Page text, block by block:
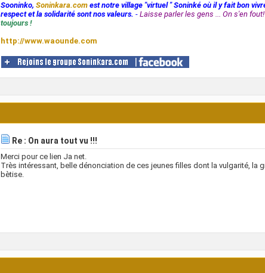
Sooninko, Soninkara.com est notre village "virtuel " Soninké où il y fait bon
respect et la solidarité sont nos valeurs. - Laisse parler les gens ... On s'en fout!
toujours !
http://www.waounde.com
Re : On aura tout vu !!!
Merci pour ce lien Ja net.
Très intéressant, belle dénonciation de ces jeunes filles dont la vulgarité, la
bètise.